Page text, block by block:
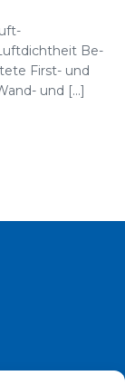
Be-
First- und
und [...]